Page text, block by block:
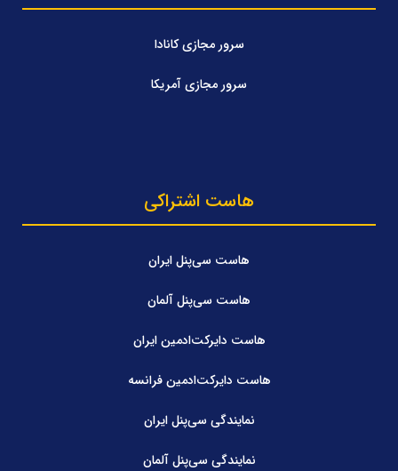
سرور مجازی کانادا
سرور مجازی آمریکا
هاست اشتراکی
هاست سی‌پنل ایران
هاست سی‌پنل آلمان
هاست دایرکت‌ادمین ایران
هاست دایرکت‌ادمین فرانسه
نمایندگی سی‌پنل ایران
نمایندگی سی‌پنل آلمان